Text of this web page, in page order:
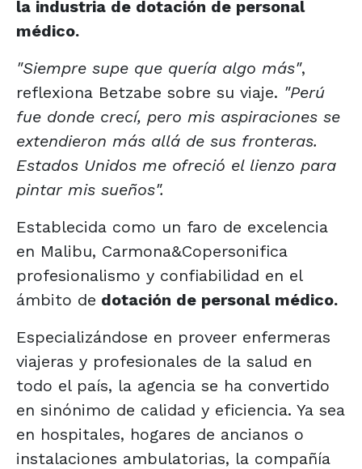
la industria de dotación de personal
médico.
"Siempre supe que quería algo más",
reflexiona Betzabe sobre su viaje. "Perú
fue donde crecí, pero mis aspiraciones se
extendieron más allá de sus fronteras.
Estados Unidos me ofreció el lienzo para
pintar mis sueños".
Establecida como un faro de excelencia
en Malibu, Carmona&Copersonifica
profesionalismo y confiabilidad en el
ámbito de dotación de personal médico.
Especializándose en proveer enfermeras
viajeras y profesionales de la salud en
todo el país, la agencia se ha convertido
en sinónimo de calidad y eficiencia. Ya sea
en hospitales, hogares de ancianos o
instalaciones ambulatorias, la compañía